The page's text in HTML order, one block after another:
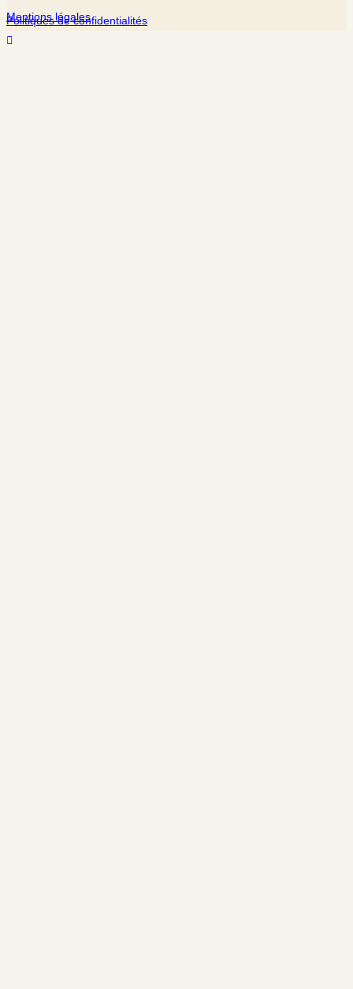
Mentions légales
Politiques de confidentialités